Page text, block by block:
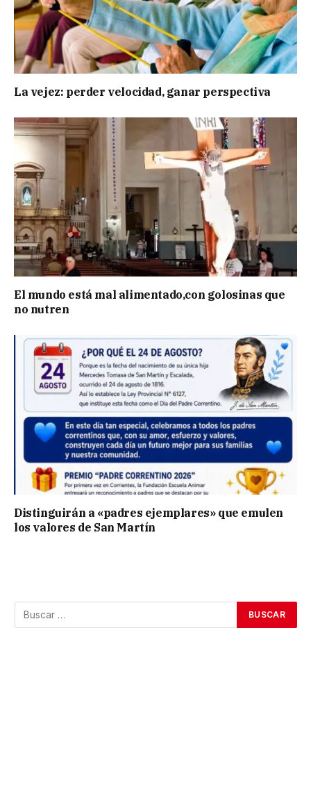
La vejez: perder velocidad, ganar perspectiva
El mundo está mal alimentado,con golosinas que
no nutren
Distinguirán a «padres ejemplares» que emulen
los valores de San Martín